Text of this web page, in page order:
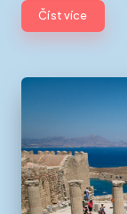
Číst více